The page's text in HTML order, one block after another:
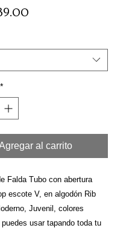
*
al carrito
Falda Tubo con abertura
escote V, en algodón Rib
Juvenil, colores
usar tapando toda tu